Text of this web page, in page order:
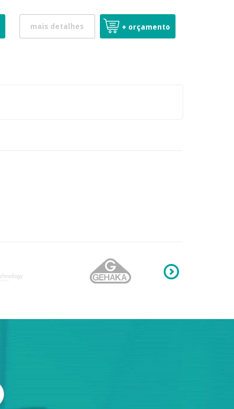
mais detalhes + orçamento